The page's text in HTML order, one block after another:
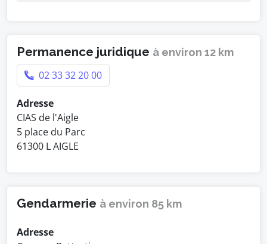
Permanence juridique à environ 12 km
02 33 32 20 00
Adresse
CIAS de l'Aigle
5 place du Parc
61300 L AIGLE
Gendarmerie à environ 85 km
Adresse